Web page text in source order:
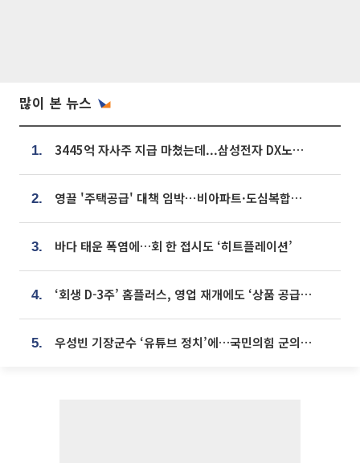
많이 본 뉴스
1. 3445억 자사주 지급 마쳤는데...삼성전자 DX노조, 뒤늦은 '떼쓰기 집회'
2. 영끌 '주택공급' 대책 임박⋯비아파트·도심복합까지 총동원
3. 바다 태운 폭염에…회 한 접시도 ‘히트플레이션’
4. ‘회생 D-3주’ 홈플러스, 영업 재개에도 ‘상품 공급망’ 복구가 생존 관건
5. 우성빈 기장군수 ‘유튜브 정치’에…국민의힘 군의원들 집단 반발